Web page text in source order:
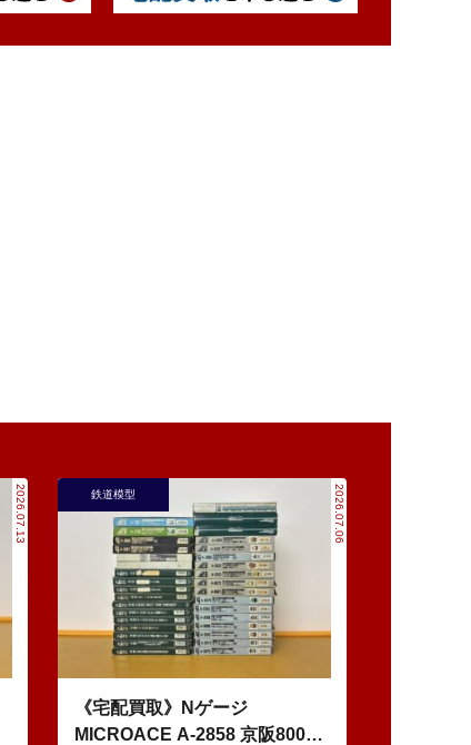
2026.07.13 2026.07.06
鉄道模型
《宅配買取》Nゲージ
MICROACE A-2858 京阪8000